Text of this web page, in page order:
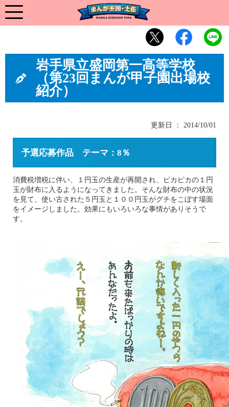
岩手県立盛岡第一高等学校
（第23回まんが甲子園出場校
紹介）
更新日 ： 2014/10/01
予選応募作品 テーマ：8％
消費税増税に伴い、１円玉の生産が再開され、ピカピカの１円
玉が財布に入るようになってきました。そんな財布の中の状況
を見て、使い古された５円玉と１００円玉がグチをこぼす場面
をイメージしました。効果にもいろいろな事情がありそうで
す。